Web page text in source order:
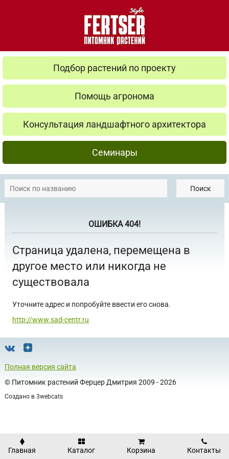
Подбор растений по проекту
Помощь агронома
Консультация ландшафтного архитектора
Семинары
Поиск
ОШИБКА 404!
Страница удалена, перемещена в
другое место или никогда не
существовала
Уточните адрес и попробуйте ввести его снова.
http://www.sad-centr.ru
Полная версия сайта
© Питомник растений Ферцер Дмитрия 2009 - 2026
Создано в 3webcats
Главная Каталог Корзина Контакты